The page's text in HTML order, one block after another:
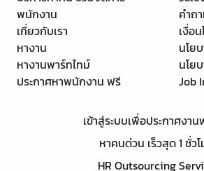
พนักงาน
เกี่ยวกับเรา
หางาน
หางานพาร์ทไทม์
ประกาศหาพนักงาน ฟรี
คำถ
เงื่อ
นโย
นโย
Job
เข้าสู่ระบบเพื่อประกาศงา
หาคนด่วน เร็วสุด 1 ชั่ว
HR Outsourcing